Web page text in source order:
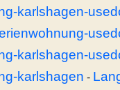
karlshagen-
karlshagen-
karlshagen -